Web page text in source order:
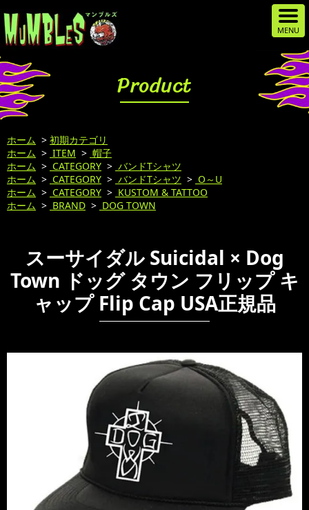
Product
ホーム > 初期カテゴリ
ホーム > ITEM > 帽子
ホーム > CATEGORY > バンドTシャツ
ホーム > CATEGORY > バンドTシャツ > O～U
ホーム > CATEGORY > KUSTOM & TATTOO
ホーム > BRAND > DOG TOWN
スーサイダル Suicidal × Dog
Town ドッグ タウン フリップ キ
ャップ Flip Cap USA正規品